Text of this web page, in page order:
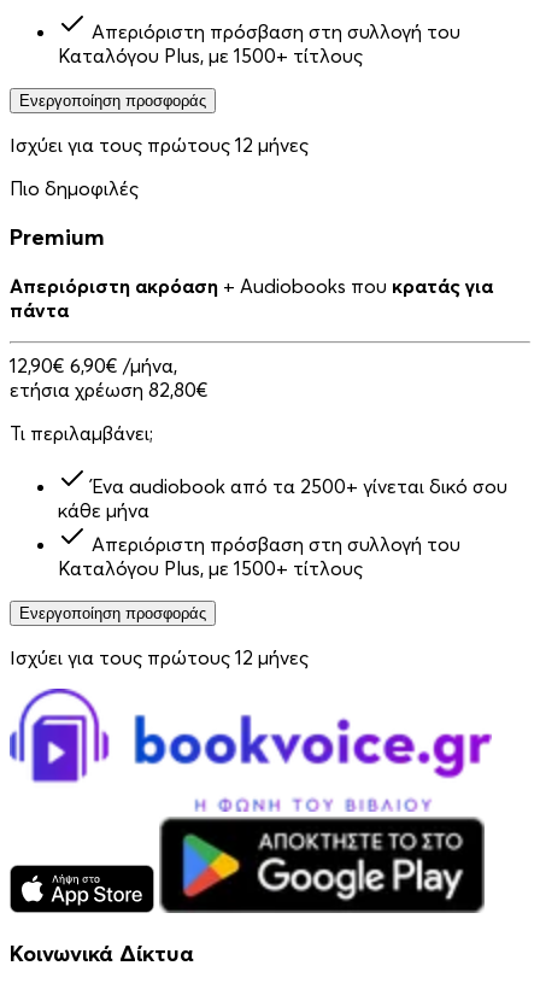
Απεριόριστη πρόσβαση στη συλλογή του
Καταλόγου Plus, με 1500+ τίτλους
Ενεργοποίηση προσφοράς
Ισχύει για τους πρώτους 12 μήνες
Πιο δημοφιλές
Premium
Απεριόριστη ακρόαση + Audiobooks που κρατάς για
πάντα
12,90€ 6,90€ /μήνα,
ετήσια χρέωση 82,80€
Τι περιλαμβάνει;
Ένα audiobook από τα 2500+ γίνεται δικό σου
κάθε μήνα
Απεριόριστη πρόσβαση στη συλλογή του
Καταλόγου Plus, με 1500+ τίτλους
Ενεργοποίηση προσφοράς
Ισχύει για τους πρώτους 12 μήνες
Κοινωνικά Δίκτυα